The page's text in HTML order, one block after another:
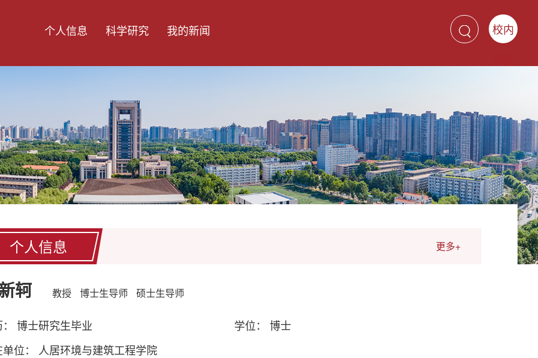
校内
个人信息 科学研究 我的新闻
个人信息 更多+
轲 教授 博士生导师 硕士生导师
博士研究生毕业
学位： 博士
位： 人居环境与建筑工程学院